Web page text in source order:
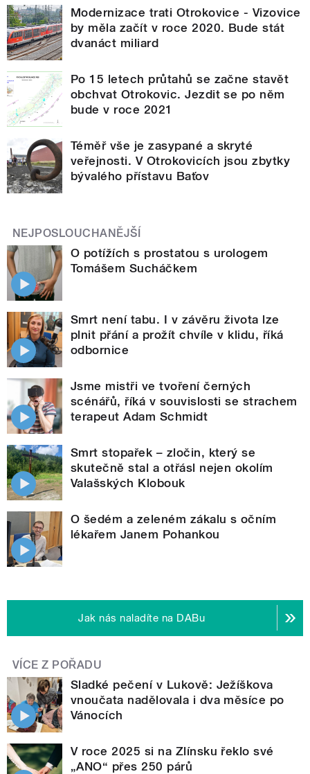
Modernizace trati Otrokovice - Vizovice
by měla začít v roce 2020. Bude stát
dvanáct miliard
Po 15 letech průtahů se začne stavět
obchvat Otrokovic. Jezdit se po něm
bude v roce 2021
Téměř vše je zasypané a skryté
veřejnosti. V Otrokovicích jsou zbytky
bývalého přístavu Baťov
NEJPOSLOUCHANĚJŠÍ
O potížích s prostatou s urologem
Tomášem Sucháčkem
Smrt není tabu. I v závěru života lze
plnit přání a prožít chvíle v klidu, říká
odbornice
Jsme mistři ve tvoření černých
scénářů, říká v souvislosti se strachem
terapeut Adam Schmidt
Smrt stopařek – zločin, který se
skutečně stal a otřásl nejen okolím
Valašských Klobouk
O šedém a zeleném zákalu s očním
lékařem Janem Pohankou
Jak nás naladíte na DABu
VÍCE Z POŘADU
Sladké pečení v Lukově: Ježíškova
vnoučata nadělovala i dva měsíce po
Vánocích
V roce 2025 si na Zlínsku řeklo své
„ANO“ přes 250 párů